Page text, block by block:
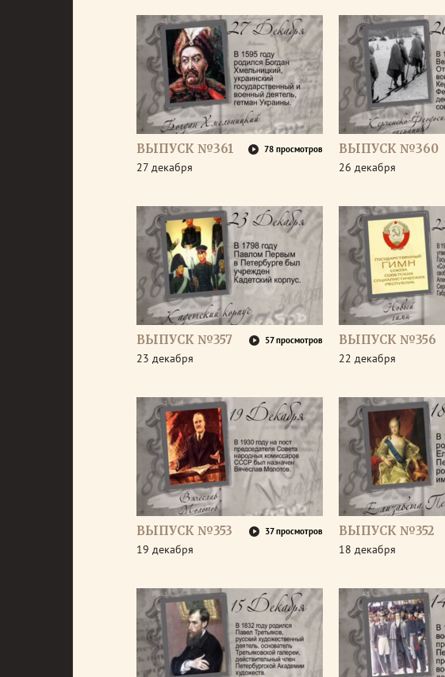
ВЫПУСК №361 78 просмотров
27 декабря
ВЫПУСК №360
26 декабря
ВЫПУСК №357 57 просмотров
23 декабря
ВЫПУСК №356
22 декабря
ВЫПУСК №353 37 просмотров
19 декабря
ВЫПУСК №352
18 декабря